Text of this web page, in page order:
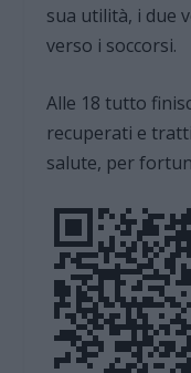
sua utilità, i due
verso i soccorsi.
Alle 18 tutto
recuperati e
salute, per